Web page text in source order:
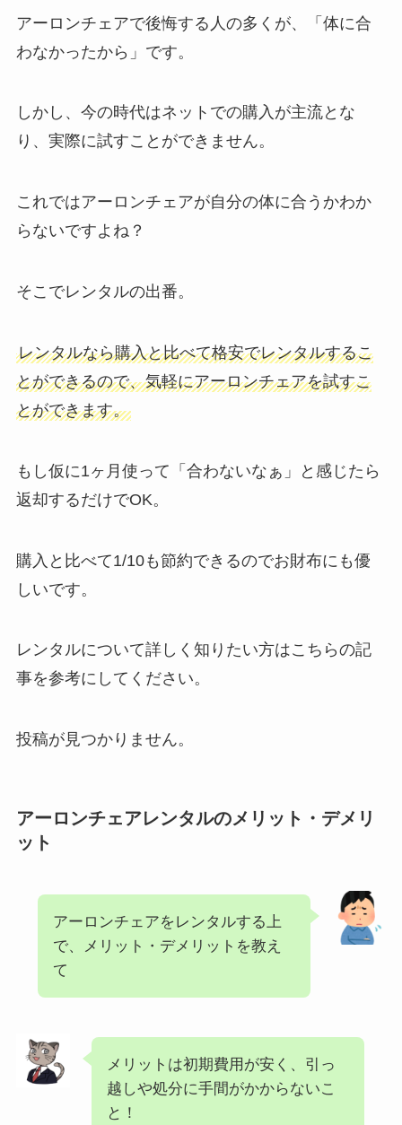
アーロンチェアで後悔する人の多くが、「体に合
わなかったから」です。
しかし、今の時代はネットでの購入が主流とな
り、実際に試すことができません。
これではアーロンチェアが自分の体に合うかわか
らないですよね？
そこでレンタルの出番。
レンタルなら購入と比べて格安でレンタルするこ
とができるので、気軽にアーロンチェアを試すこ
とができます。
もし仮に1ヶ月使って「合わないなぁ」と感じたら
返却するだけでOK。
購入と比べて1/10も節約できるのでお財布にも優
しいです。
レンタルについて詳しく知りたい方はこちらの記
事を参考にしてください。
投稿が見つかりません。
アーロンチェアレンタルのメリット・デメリ
ット
アーロンチェアをレンタルする上
で、メリット・デメリットを教え
て
メリットは初期費用が安く、引っ
越しや処分に手間がかからないこ
と！